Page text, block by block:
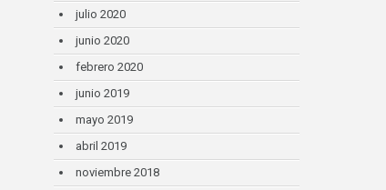
julio 2020
junio 2020
febrero 2020
junio 2019
mayo 2019
abril 2019
noviembre 2018